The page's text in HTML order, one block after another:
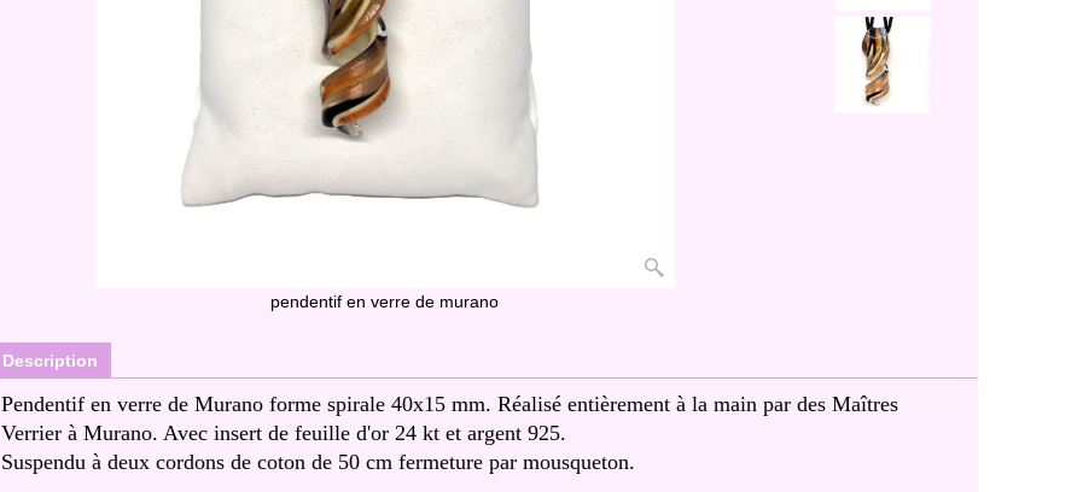
pendentif en verre de murano
Description
Pendentif en verre de Murano forme spirale 40x15 mm. Réalisé entièrement à la main par des Maîtres
Verrier à Murano. Avec insert de feuille d'or 24 kt et argent 925.
Suspendu à deux cordons de coton de 50 cm fermeture par mousqueton.